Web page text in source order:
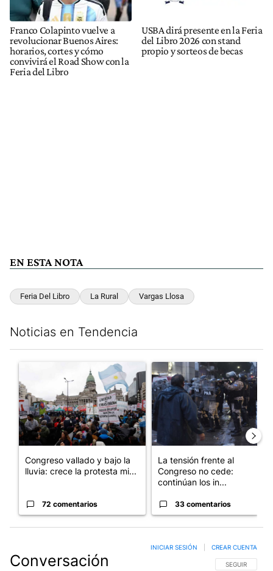
Franco Colapinto vuelve a
revolucionar Buenos Aires:
horarios, cortes y cómo
convivirá el Road Show con la
Feria del Libro
USBA dirá presente en la Feria
del Libro 2026 con stand
propio y sorteos de becas
EN ESTA NOTA
Feria Del Libro La Rural Vargas Llosa
Noticias en Tendencia
Un artículo de tendencia con el título "Congreso vallado y
Congreso vallado y bajo la
lluvia: crece la protesta mi...
72 comentarios
Un artículo de tendencia
La tensión frente al
Congreso no cede:
continúan los in...
33 comentarios
Conversación SIGA ESTA
SEGUIR
INICIAR SESIÓN CREAR CUENTA